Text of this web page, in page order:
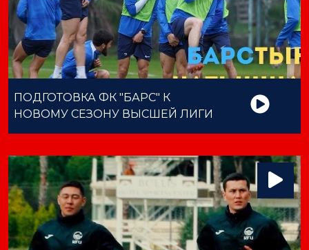
ПОДГОТОВКА ФК "БАРС" К
НОВОМУ СЕЗОНУ ВЫСШЕЙ ЛИГИ